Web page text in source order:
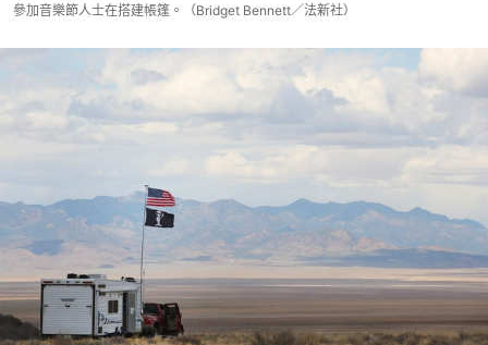
參加音樂節人士在搭建帳篷。（Bridget Bennett／法新社）